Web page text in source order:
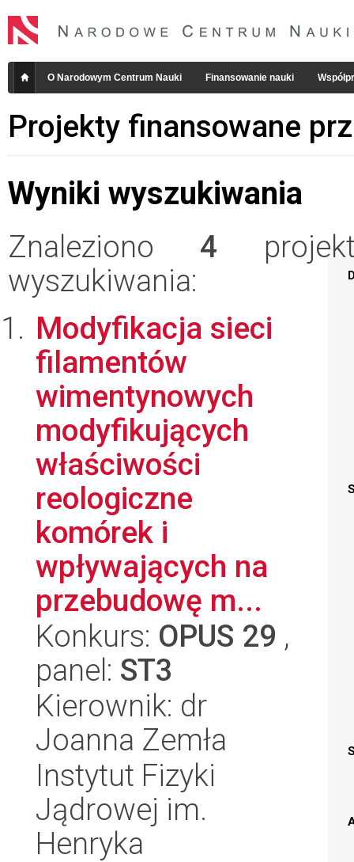
O Narodowym Centrum Nauki Finansowanie nauki
Projekty finansowane
Wyniki wyszukiwania
Znaleziono 4
wyszukiwania:
Modyfikacja sieci
filamentów
wimentynowych
modyfikujących
właściwości
reologiczne
komórek i
wpływających na
przebudowę m...
Konkurs: OPUS 29 ,
panel: ST3
Kierownik: dr
Joanna Zemła
Instytut Fizyki
Jądrowej im.
Henryka